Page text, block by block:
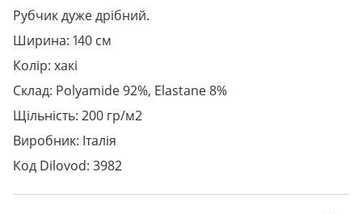
Рубчик дуже дрібний.
Ширина: 140 см
Колір: хакі
Склад: Polyamide 92%, Elastane 8%
Щільність: 200 гр/м2
Виробник: Італія
Код Dilovod: 3982